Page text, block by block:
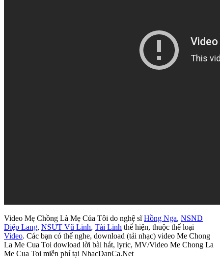
Video Mẹ Chồng Là Mẹ Của Tôi do nghệ sĩHồng Nga, NSND
Diệp Lang, NSƯT Vũ Linh, Tài Linh thể hiện, thuộc thể loại
Video. Các bạn có thể nghe, download (tải nhạc) video Me Chong
La Me Cua Toi dowload lời bài hát, lyric, MV/Video Me Chong La
Me Cua Toi miễn phí tại NhacDanCa.Net